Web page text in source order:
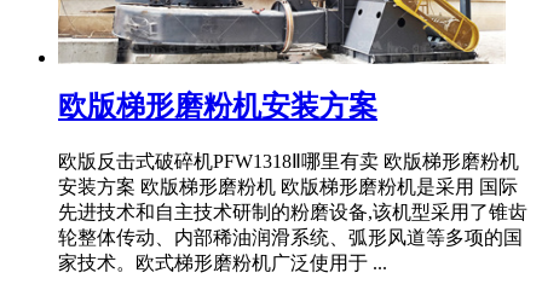
欧版梯形磨粉机安装方案
欧版反击式破碎机PFW1318Ⅱ哪里有卖 欧版梯形磨粉机
安装方案 欧版梯形磨粉机 欧版梯形磨粉机是采用 国际
先进技术和自主技术研制的粉磨设备,该机型采用了锥齿
轮整体传动、内部稀油润滑系统、弧形风道等多项的国
家技术。欧式梯形磨粉机广泛使用于 ...